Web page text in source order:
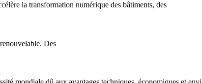
la transformation numérique des bâtiments, des
Des